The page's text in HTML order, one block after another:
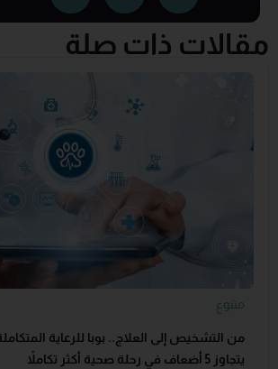
مقالات ذات صلة
متنوع
من التشخيص إلى العلاج.. بوبا للرعاية
يتجاوز 5 أضعاف في رحلة صحية أكثر تكاملاً